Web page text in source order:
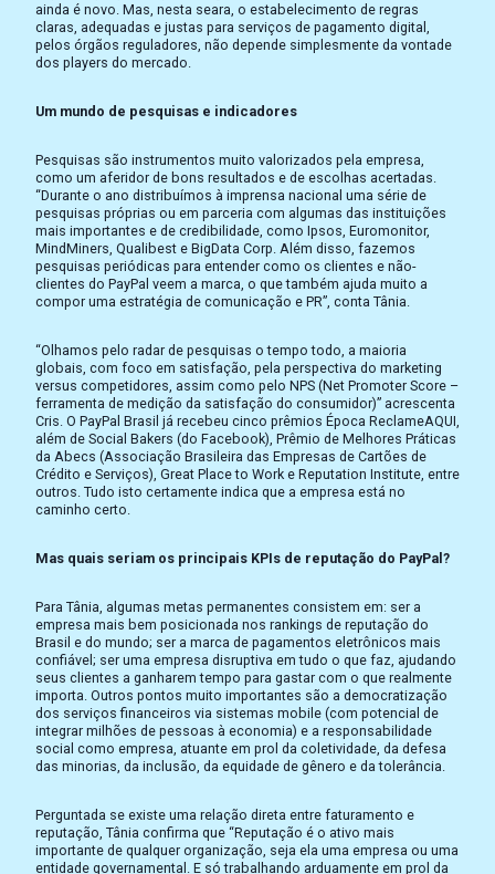
ainda é novo. Mas, nesta seara, o estabelecimento de regras
claras, adequadas e justas para serviços de pagamento digital,
pelos órgãos reguladores, não depende simplesmente da vontade
dos players do mercado.
Um mundo de pesquisas e indicadores
Pesquisas são instrumentos muito valorizados pela empresa,
como um aferidor de bons resultados e de escolhas acertadas.
“Durante o ano distribuímos à imprensa nacional uma série de
pesquisas próprias ou em parceria com algumas das instituições
mais importantes e de credibilidade, como Ipsos, Euromonitor,
MindMiners, Qualibest e BigData Corp. Além disso, fazemos
pesquisas periódicas para entender como os clientes e não-
clientes do PayPal veem a marca, o que também ajuda muito a
compor uma estratégia de comunicação e PR”, conta Tânia.
“Olhamos pelo radar de pesquisas o tempo todo, a maioria
globais, com foco em satisfação, pela perspectiva do marketing
versus competidores, assim como pelo NPS (Net Promoter Score –
ferramenta de medição da satisfação do consumidor)” acrescenta
Cris. O PayPal Brasil já recebeu cinco prêmios Época ReclameAQUI,
além de Social Bakers (do Facebook), Prêmio de Melhores Práticas
da Abecs (Associação Brasileira das Empresas de Cartões de
Crédito e Serviços), Great Place to Work e Reputation Institute, entre
outros. Tudo isto certamente indica que a empresa está no
caminho certo.
Mas quais seriam os principais KPIs de reputação do PayPal?
Para Tânia, algumas metas permanentes consistem em: ser a
empresa mais bem posicionada nos rankings de reputação do
Brasil e do mundo; ser a marca de pagamentos eletrônicos mais
confiável; ser uma empresa disruptiva em tudo o que faz, ajudando
seus clientes a ganharem tempo para gastar com o que realmente
importa. Outros pontos muito importantes são a democratização
dos serviços financeiros via sistemas mobile (com potencial de
integrar milhões de pessoas à economia) e a responsabilidade
social como empresa, atuante em prol da coletividade, da defesa
das minorias, da inclusão, da equidade de gênero e da tolerância.
Perguntada se existe uma relação direta entre faturamento e
reputação, Tânia confirma que “Reputação é o ativo mais
importante de qualquer organização, seja ela uma empresa ou uma
entidade governamental. E só trabalhando arduamente em prol da